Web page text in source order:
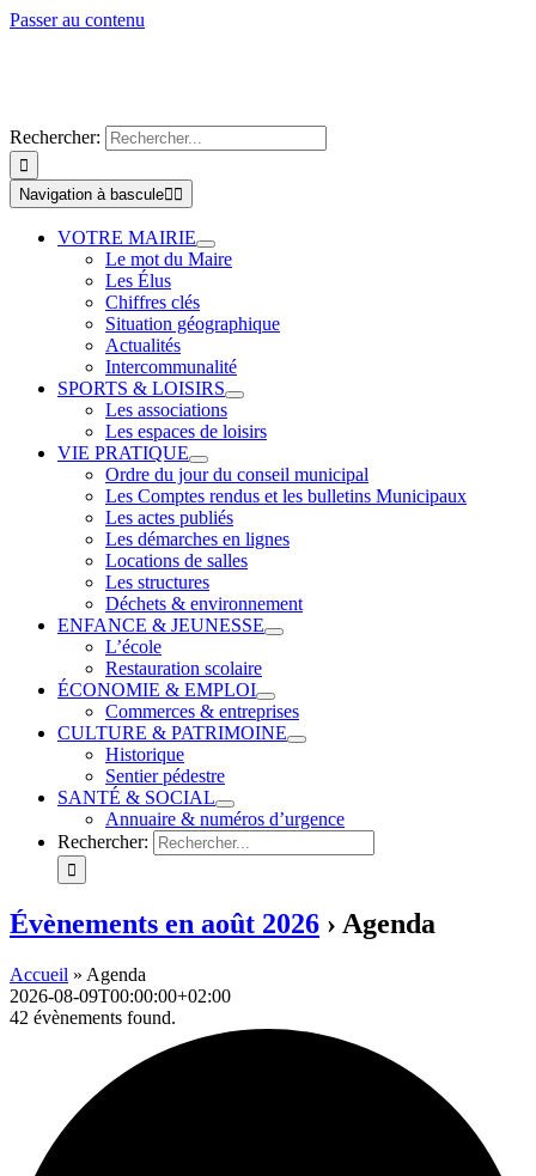
Passer au contenu
Rechercher:
Navigation à bascule
VOTRE MAIRIE
Le mot du Maire
Les Élus
Chiffres clés
Situation géographique
Actualités
Intercommunalité
SPORTS & LOISIRS
Les associations
Les espaces de loisirs
VIE PRATIQUE
Ordre du jour du conseil municipal
Les Comptes rendus et les bulletins Municipaux
Les actes publiés
Les démarches en lignes
Locations de salles
Les structures
Déchets & environnement
ENFANCE & JEUNESSE
L’école
Restauration scolaire
ÉCONOMIE & EMPLOI
Commerces & entreprises
CULTURE & PATRIMOINE
Historique
Sentier pédestre
SANTÉ & SOCIAL
Annuaire & numéros d’urgence
Rechercher:
Évènements en août 2026 › Agenda
Accueil » Agenda
2026-08-09T00:00:00+02:00
42 évènements found.